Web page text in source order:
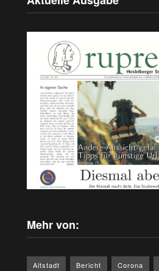
Mehr von:
Altstadt Bericht Corona